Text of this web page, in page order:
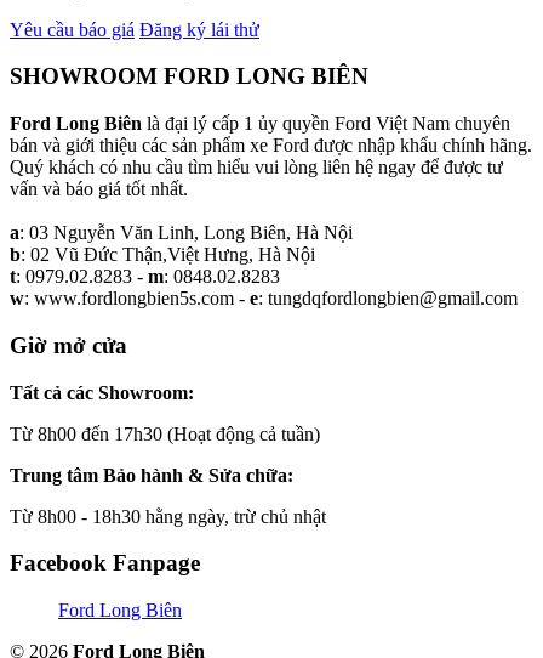
Yêu cầu báo giá Đăng ký lái thử
SHOWROOM FORD LONG BIÊN
Ford Long Biên là đại lý cấp 1 ủy quyền Ford Việt Nam chuyên
bán và giới thiệu các sản phẩm xe Ford được nhập khẩu chính hãng.
Quý khách có nhu cầu tìm hiểu vui lòng liên hệ ngay để được tư
vấn và báo giá tốt nhất.
a: 03 Nguyễn Văn Linh, Long Biên, Hà Nội
b: 02 Vũ Đức Thận,Việt Hưng, Hà Nội
t: 0979.02.8283 - m: 0848.02.8283
w: www.fordlongbien5s.com - e: tungdqfordlongbien@gmail.com
Giờ mở cửa
Tất cả các Showroom:
Từ 8h00 đến 17h30 (Hoạt động cả tuần)
Trung tâm Bảo hành & Sửa chữa:
Từ 8h00 - 18h30 hằng ngày, trừ chủ nhật
Facebook Fanpage
Ford Long Biên
© 2026 Ford Long Biên